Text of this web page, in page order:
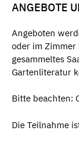
ANGEBOTE
Angeboten
oder im Zimmer
gesammeltes
Gartenliteratur
Bitte beachten:
Die Teilnahme